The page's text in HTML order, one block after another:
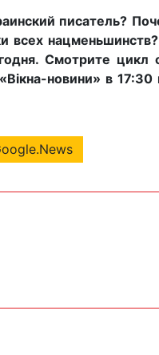
писатель?
всех
Смотрите цикл
новини» в